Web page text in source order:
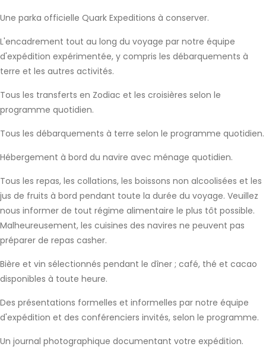
Une parka officielle Quark Expeditions à conserver.
L'encadrement tout au long du voyage par notre équipe
d'expédition expérimentée, y compris les débarquements à
terre et les autres activités.
Tous les transferts en Zodiac et les croisières selon le
programme quotidien.
Tous les débarquements à terre selon le programme quotidien.
Hébergement à bord du navire avec ménage quotidien.
Tous les repas, les collations, les boissons non alcoolisées et les
jus de fruits à bord pendant toute la durée du voyage. Veuillez
nous informer de tout régime alimentaire le plus tôt possible.
Malheureusement, les cuisines des navires ne peuvent pas
préparer de repas casher.
Bière et vin sélectionnés pendant le dîner ; café, thé et cacao
disponibles à toute heure.
Des présentations formelles et informelles par notre équipe
d'expédition et des conférenciers invités, selon le programme.
Un journal photographique documentant votre expédition.